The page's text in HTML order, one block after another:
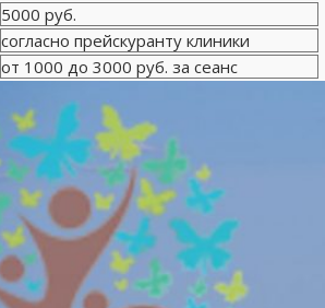
5000 руб.
согласно прейскуранту клиники
от 1000 до 3000 руб. за сеанс